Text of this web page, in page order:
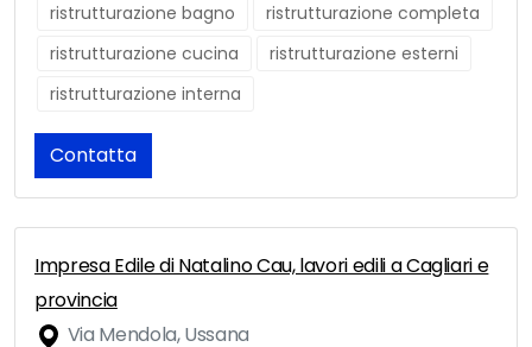
ristrutturazione bagno
ristrutturazione completa
ristrutturazione cucina
ristrutturazione esterni
ristrutturazione interna
Contatta
Impresa Edile di Natalino Cau, lavori edili a Cagliari e
provincia
Via Mendola, Ussana